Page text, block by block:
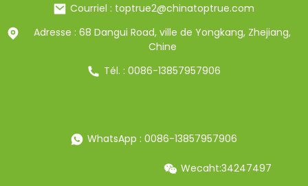
Courriel : toptrue2@chinatoptrue.com
Adresse : 68 Dangui Road, ville de Yongkang, Zhejiang,
Chine
Tél. : 0086-13857957906
WhatsApp : 0086-13857957906
Wecaht:34247497